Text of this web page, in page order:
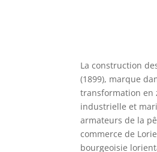
La construction
(1899), marque
transformation en
industrielle et
armateurs de la
commerce de
bourgeoisie